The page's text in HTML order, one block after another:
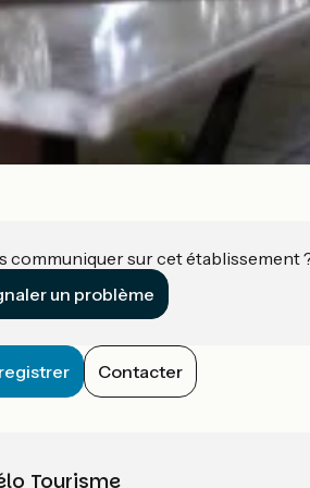
communiquer sur cet établissement
un problème
Contacter
Tourisme